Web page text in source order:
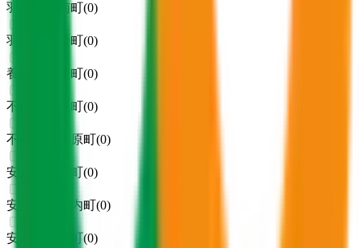
羽島郡岐南町(0)
羽島郡笠松町(0)
養老郡養老町(0)
不破郡垂井町(0)
不破郡関ケ原町(0)
安八郡神戸町(0)
安八郡輪之内町(0)
安八郡安八町(0)